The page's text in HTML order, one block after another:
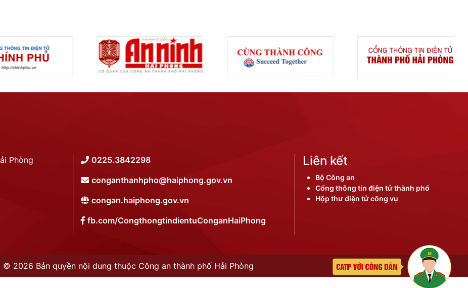
Phòng
0225.3842298
conganthanhpho@haiphong.gov.vn
congan.haiphong.gov.vn
fb.com/CongthongtindientuConganHaiPhong
Liên kết
Bộ Công an
Cổng thông tin điện tử thành phố
Hộp thư điện tử công vụ
© 2026 Bản quyền nội dung thuộc Công an thành phố Hải Phòng